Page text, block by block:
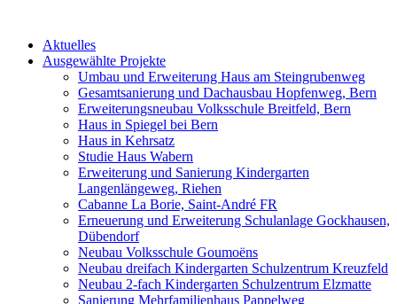
Aktuelles
Ausgewählte Projekte
Umbau und Erweiterung Haus am Steingrubenweg
Gesamtsanierung und Dachausbau Hopfenweg, Bern
Erweiterungsneubau Volksschule Breitfeld, Bern
Haus in Spiegel bei Bern
Haus in Kehrsatz
Studie Haus Wabern
Erweiterung und Sanierung Kindergarten
Langenlängeweg, Riehen
Cabanne La Borie, Saint-André FR
Erneuerung und Erweiterung Schulanlage Gockhausen,
Dübendorf
Neubau Volksschule Goumoëns
Neubau dreifach Kindergarten Schulzentrum Kreuzfeld
Neubau 2-fach Kindergarten Schulzentrum Elzmatte
Sanierung Mehrfamilienhaus Pappelweg